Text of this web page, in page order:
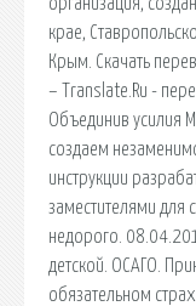
крае,
Крым. Скачать
– Translate.Ru -
Объединив усилия
создаем
инструкции
заместителями для
недорого.
детской. ОСАГО.
обязательном